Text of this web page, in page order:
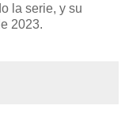
la serie, y su
2023.